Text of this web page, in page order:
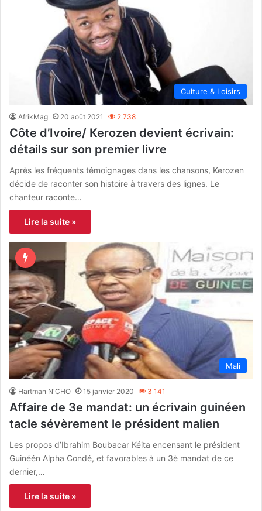
Culture & Loisirs
AfrikMag 20 août 2021 2 738
Côte d’Ivoire/ Kerozen devient écrivain:
détails sur son premier livre
Après les fréquents témoignages dans les chansons, Kerozen
décide de raconter son histoire à travers des lignes. Le
chanteur raconte…
Lire la suite »
Mali
Hartman N'CHO 15 janvier 2020 3 141
Affaire de 3e mandat: un écrivain guinéen
tacle sévèrement le président malien
Les propos d’Ibrahim Boubacar Kéita encensant le président
Guinéén Alpha Condé, et favorables à un 3è mandat de ce
dernier,…
Lire la suite »